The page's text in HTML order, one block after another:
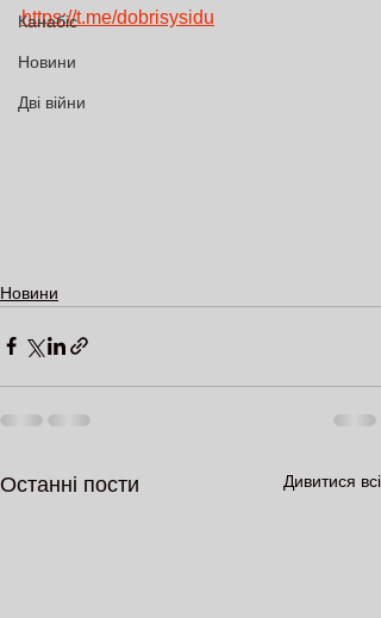
Канабіс
Новини
Дві війни
https://t.me/dobrisysidu
Новини
Останні пости Дивитися всі